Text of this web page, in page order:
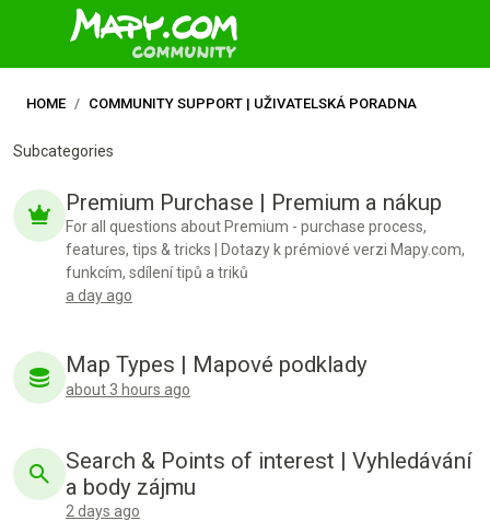
HOME COMMUNITY SUPPORT | UŽIVATELSKÁ PORADNA
Subcategories
Premium Purchase | Premium a nákup
For all questions about Premium - purchase process,
features, tips & tricks | Dotazy k prémiové verzi Mapy.com,
funkcím, sdílení tipů a triků
a day ago
Map Types | Mapové podklady
about 3 hours ago
Search & Points of interest | Vyhledávání
a body zájmu
2 days ago